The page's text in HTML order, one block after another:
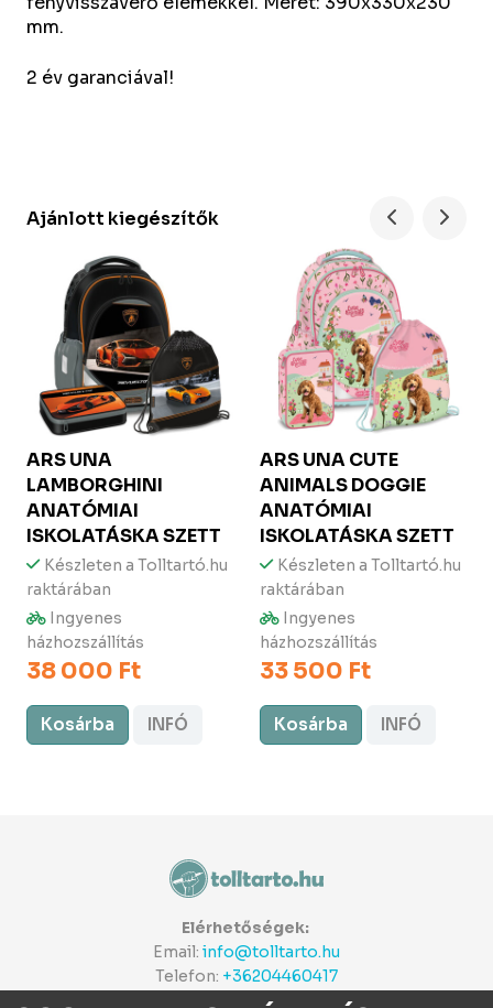
mm.
2 év garanciával!
Ajánlott kiegészítők
ARS UNA
LAMBORGHINI
ANATÓMIAI
ISKOLATÁSKA SZETT
Készleten a Tolltartó.hu
raktárában
Ingyenes
házhozszállítás
38 000 Ft
Kosárba INFÓ
ARS UNACUTE
ANIMALS DOGGIE
ANATÓMIAI
ISKOLATÁSKA SZETT
Készleten a Tolltartó.hu
raktárában
Ingyenes
házhozszállítás
33 500 Ft
Kosárba INFÓ
Elérhetőségek:
Email: info@tolltarto.hu
Telefon: +36204460417